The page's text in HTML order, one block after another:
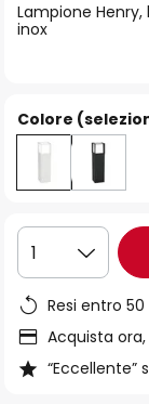
immagini
Lampione
inox
Colore
1
Resi entro 50
Acquista
“Eccellente”